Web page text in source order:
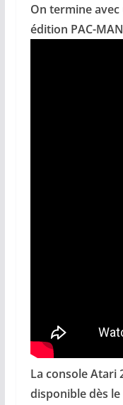
On termine avec
édition PAC-
La console Atari
disponible dès